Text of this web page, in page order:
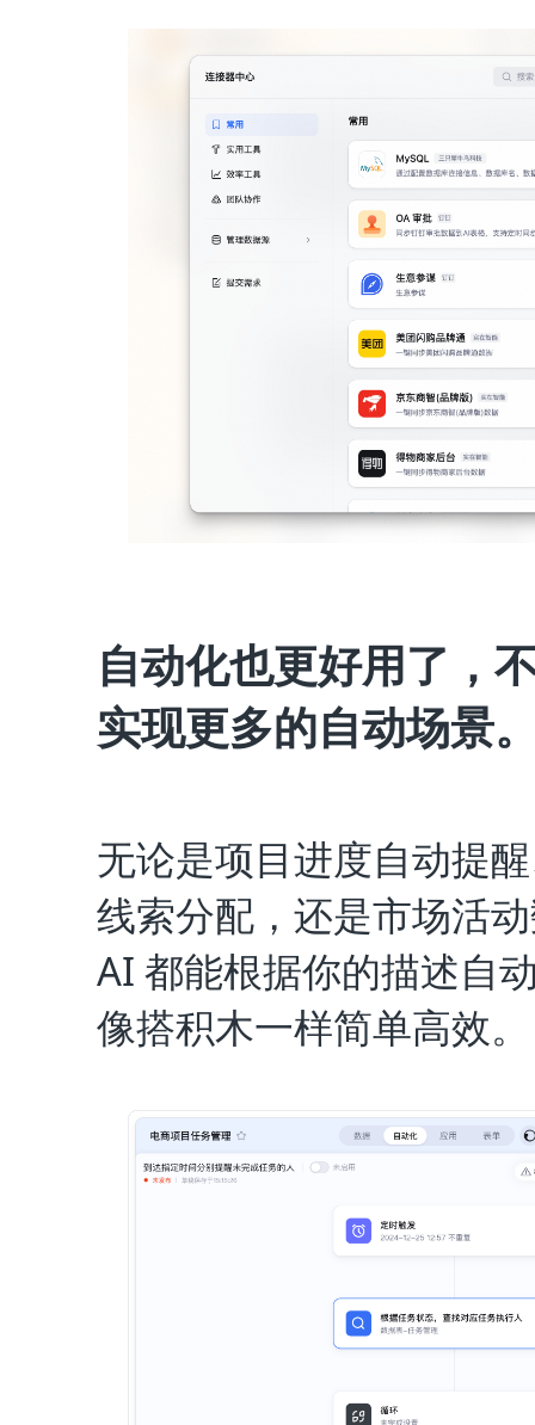
自动化也更好用了，
实现更多的自动场景
无论是项目进度自动提
线索分配，还是市场活
AI 都能根据你的描述自
像搭积木一样简单高效。